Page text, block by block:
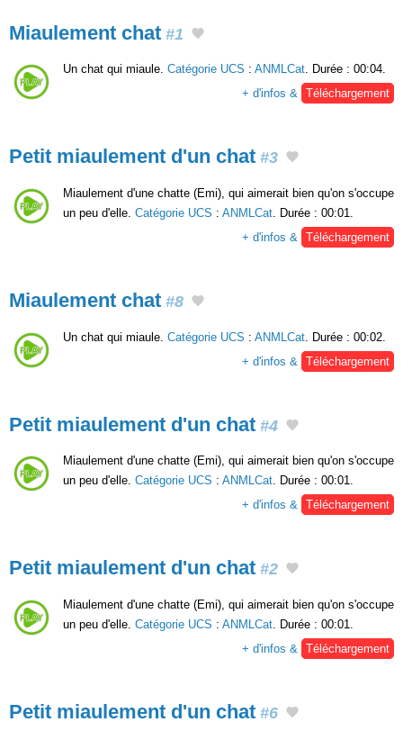
Miaulement chat #1
Un chat qui miaule. Catégorie UCS : ANMLCat. Durée : 00:04.
+ d'infos & Téléchargement
Petit miaulement d'un chat #3
Miaulement d'une chatte (Emi), qui aimerait bien qu'on s'occupe
un peu d'elle. Catégorie UCS : ANMLCat. Durée : 00:01.
+ d'infos & Téléchargement
Miaulement chat #8
Un chat qui miaule. Catégorie UCS : ANMLCat . Durée : 00:02.
+ d'infos &
Téléchargement
Petit miaulement d'un chat #4
Miaulement d'une chatte (Emi), qui aimerait bien qu'on s'occupe
un peu d'elle. Catégorie UCS : ANMLCat. Durée : 00:01.
+ d'infos & Téléchargement
Petit miaulement d'un chat #2
Miaulement d'une chatte (Emi), qui aimerait bien qu'on s'occupe
un peu d'elle. Catégorie UCS : ANMLCat. Durée : 00:01.
+ d'infos & Téléchargement
Petit miaulement d'un chat #6